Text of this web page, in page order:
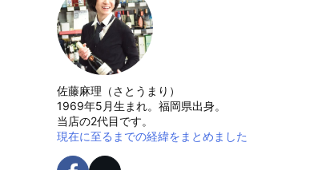
佐藤麻理（さとうまり）
1969年5月生まれ。福岡県出身。
当店の2代目です。
現在に至るまでの経緯をまとめました